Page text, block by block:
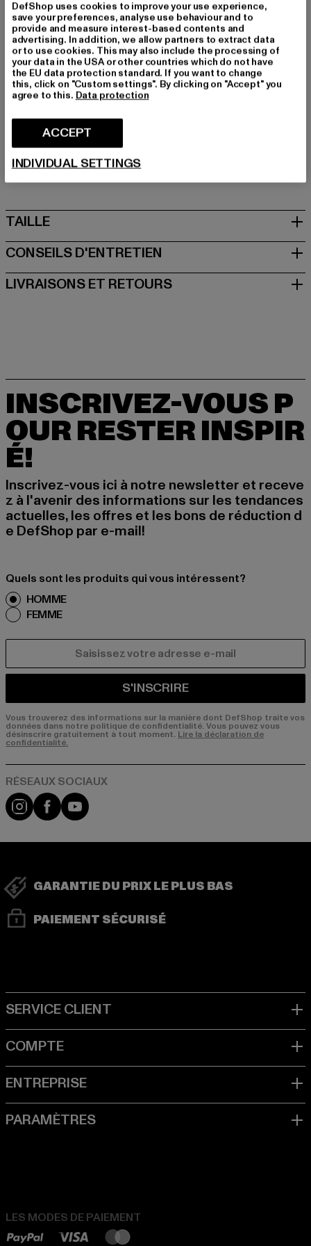
Occasion: Quotidien, Confortable, Chiller, Loisirs
Coupe: Court
Marque: PEGADOR
Catégorie: Shorts - Sweat
Couleur: schwarz
Couleur du fabricant: washed black white
Art.Nr: PGDR3344-23211
Fabricant: The Mad Agency GmbH |
Hollefeldstraße 16 | 48282 Emsdetten | DE
TAILLE
CONSEILS D'ENTRETIEN
LIVRAISONS ET RETOURS
INSCRIVEZ-VOUS P
OUR RESTER INSPIR
É!
Inscrivez-vous ici à notre newsletter et receve
z à l'avenir des informations sur les tendances
actuelles, les offres et les bons de réduction d
e DefShop par e-mail!
Quels sont les produits qui vous intéressent?
HOMME
FEMME
S'INSCRIRE
Vous trouverez des informations sur la manière dont DefShop traite vos
données dans notre politique de confidentialité. Vous pouvez vous
désinscrire gratuitement à tout moment. Lire la déclaration de
confidentialité.
Visit our Instagram page:
Visit our Facebook page:
Visit our YouTube channel:
GARANTIE DU PRIX LE PLUS BAS
PAIEMENT SÉCURISÉ
LES MODES DE PAIEMENT
DefShop uses cookies to improve your use experience,
save your preferences, analyse use behaviour and to
provide and measure interest-based contents and
advertising. In addition, we allow partners to extract data
or to use cookies. This may also include the processing of
your data in the USA or other countries which do not have
the EU data protection standard. If you want to change
this, click on "Custom settings". By clicking on "Accept" you
agree to this. Data protection
ACCEPT
INDIVIDUAL SETTINGS